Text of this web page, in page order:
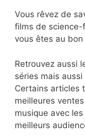
Vous rêvez de
films de science-
vous êtes au
Retrouvez aussi
séries mais
Certains articles
meilleures
musique avec
meilleurs